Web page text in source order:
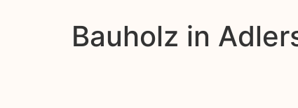
Bauholz in